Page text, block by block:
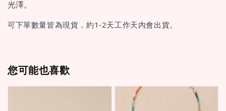
光澤。
可下單數量皆為現貨，約1-2天工作天內會出貨。
您可能也喜歡